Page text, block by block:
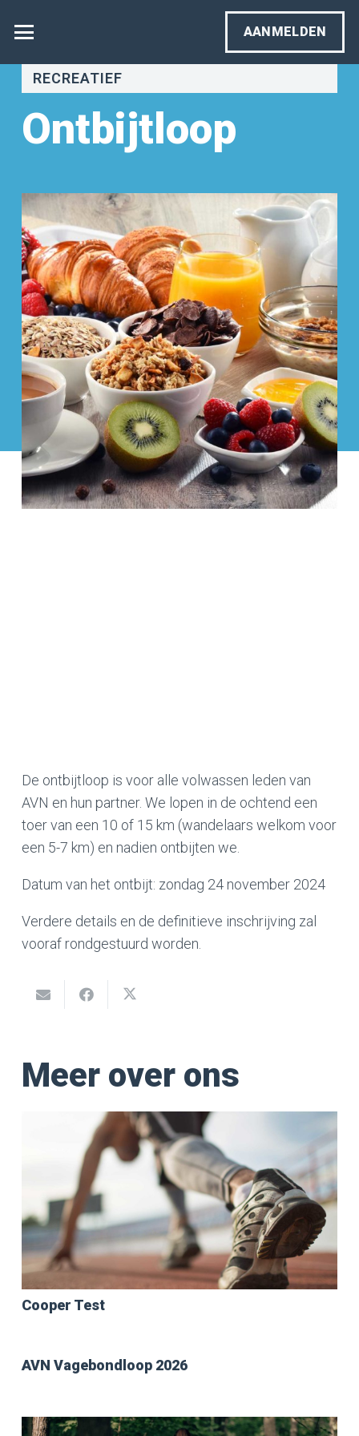
AANMELDEN
RECREATIEF
Ontbijtloop
De ontbijtloop is voor alle volwassen leden van
AVN en hun partner. We lopen in de ochtend een
toer van een 10 of 15 km (wandelaars welkom voor
een 5-7 km) en nadien ontbijten we.
Datum van het ontbijt: zondag 24 november 2024
Verdere details en de definitieve inschrijving zal
vooraf rondgestuurd worden.
Meer over ons
Cooper Test
AVN Vagebondloop 2026